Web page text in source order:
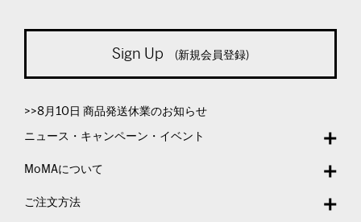
Sign Up (新規会員登録)
>>8月10日 商品発送休業のお知らせ
ニュース・キャンペーン・イベント
MoMAについて
ご注文方法